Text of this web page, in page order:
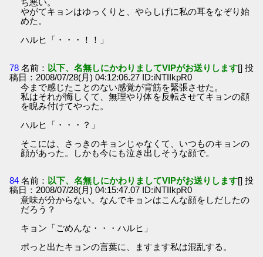
ち悪い。
やがてキョンはゆっくりと、やらしげに私の耳をなぞり始
めた。
ハルヒ「・・・！！」
78 名前： 以下、名無しにかわりましてVIPがお送りします[] 投
稿日：2008/07/28(月) 04:12:06.27 ID:iNTIIkpR0
今まで感じたことのない感覚が背筋を緊張させた。
私はそれが悔しくて、無理やり体を反転させてキョンの顔
を睨み付けてやった。
ハルヒ「・・・？」
そこには、さっきのキョンじゃなくて、いつものキョンの
顔があった。しかも今にも泣き出しそうな顔で。
84 名前： 以下、名無しにかわりましてVIPがお送りします[] 投
稿日：2008/07/28(月) 04:15:47.07 ID:iNTIIkpR0
意味が分からない。なんでキョンはこんな顔をしだしたの
だろう？
キョン「ごめんな・・・ハルヒ」
ポっと出たキョンの言葉に、ますます私は混乱する。